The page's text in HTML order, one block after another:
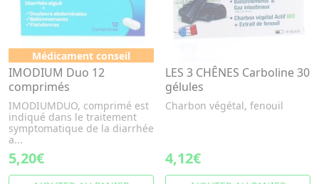
Médicament conseil
IMODIUM Duo 12
comprimés
IMODIUMDUO, comprimé est
indiqué dans le traitement
symptomatique de la diarrhée
a...
5,20€
LES 3 CHÊNES Carboline 30
gélules
Charbon végétal, fenouil
4,12€